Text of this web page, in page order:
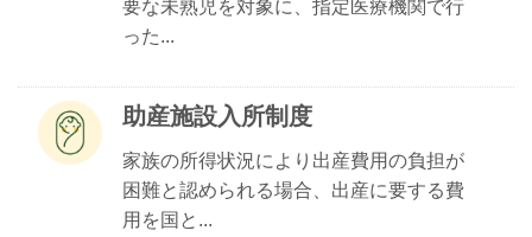
要な未熟児を対象に、指定医療機関で行
った...
助産施設入所制度
家族の所得状況により出産費用の負担が
困難と認められる場合、出産に要する費
用を国と...